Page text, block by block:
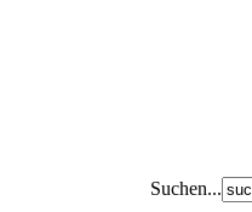
Suchen...